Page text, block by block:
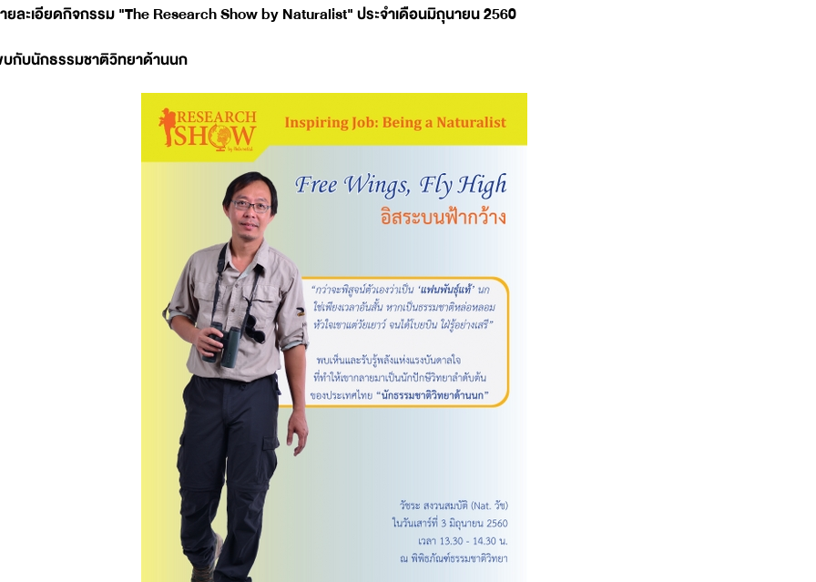
ยละเอียดกิจกรรม "The Research Show by Naturalist" ประจำเดือนมิถุนายน 2560
กับนักธรรมชาติวิทยาด้านนก